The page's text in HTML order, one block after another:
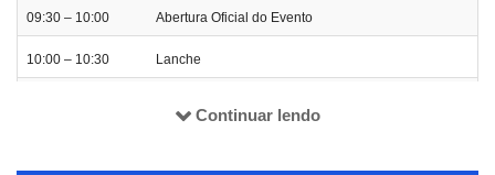
autoconfiança dos estudantes, valoriza o esforço individual e
coletivo e estimula o gosto pela disciplina. Também contribui
para a integração entre escolas, professores e alunos,
promovendo um ambiente de cooperação e valorização do
09:30 – 10:00 Abertura Oficial do Evento
10:00 – 10:30 Lanche
Continuar lendo